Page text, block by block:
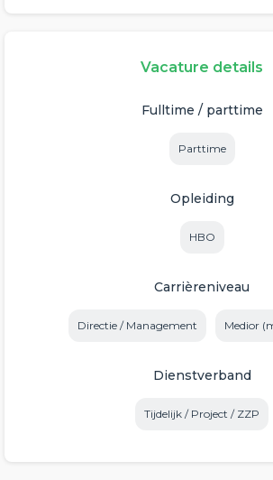
Vacature details
Fulltime / parttime
Parttime
Opleiding
HBO
Carrièreniveau
Directie / Management Medior
Dienstverband
Tijdelijk / Project / ZZP